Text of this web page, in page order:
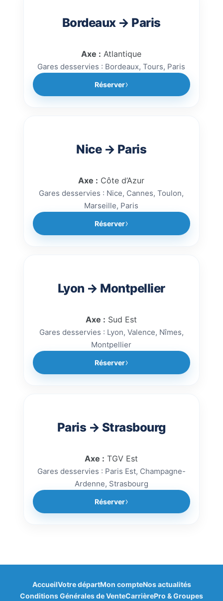
Bordeaux → Paris
Axe : Atlantique
Gares desservies : Bordeaux, Tours, Paris
Réserver
Nice → Paris
Axe : Côte d’Azur
Gares desservies : Nice, Cannes, Toulon,
Marseille, Paris
Réserver
Lyon → Montpellier
Axe : Sud Est
Gares desservies : Lyon, Valence, Nîmes,
Montpellier
Réserver
Paris → Strasbourg
Axe : TGV Est
Gares desservies : Paris Est, Champagne-
Ardenne, Strasbourg
Réserver
Bonjour à vous ! 👋
AccueilVotre départMon compteNos actualités
Conditions Générales de VenteCarrièrePro & Groupes